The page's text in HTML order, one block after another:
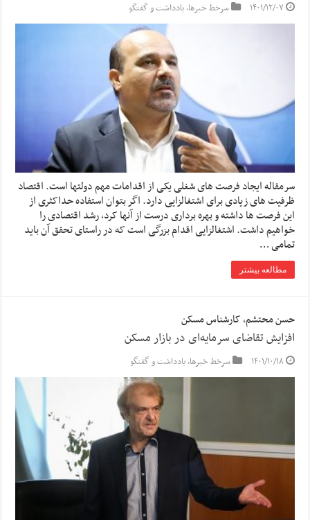
۱۴۰۱/۱۲/۰۷ سرخط خبرها,یادداشت و گفتگو
سرمقاله ایجاد فرصت های شغلی یکی از اقدامات مهم دولتها است. اقتصاد
ظرفیت های زیادی برای اشتغالزایی دارد. اگر بتوان استفاده حداکثری از
این فرصت ها داشته و بهره برداری درست از آنها کرد، رشد اقتصادی را
خواهیم داشت. اشتغالزایی اقدام بزرگی است که در راستای تحقق آن باید
تمامی …
مطالعه بیشتر
حسن محتشم، کارشناس مسکن
افزایش تقاضای سرمایه‌ای در بازار مسکن
۱۴۰۱/۱۰/۱۸ سرخط خبرها,یادداشت و گفتگو